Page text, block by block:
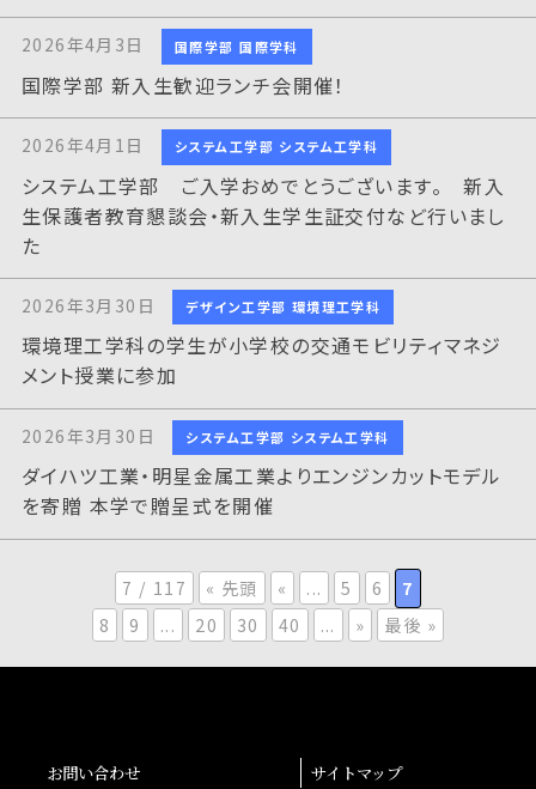
2026年4月3日 国際学部 国際学科
国際学部 新入生歓迎ランチ会開催！
2026年4月1日 システム工学部 システム工学科
システム工学部 ご入学おめでとうございます。 新入
生保護者教育懇談会・新入生学生証交付など行いまし
た
2026年3月30日 デザイン工学部 環境理工学科
環境理工学科の学生が小学校の交通モビリティマネジ
メント授業に参加
2026年3月30日 システム工学部 システム工学科
ダイハツ工業・明星金属工業よりエンジンカットモデル
を寄贈 本学で贈呈式を開催
7 / 117 « 先頭 « ... 5 6
7
8
9 ... 20 30 40 ... » 最後 »
お問い合わせ サイトマップ